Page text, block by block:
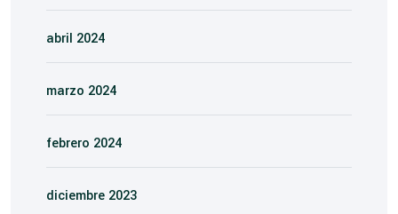
abril 2024
marzo 2024
febrero 2024
diciembre 2023